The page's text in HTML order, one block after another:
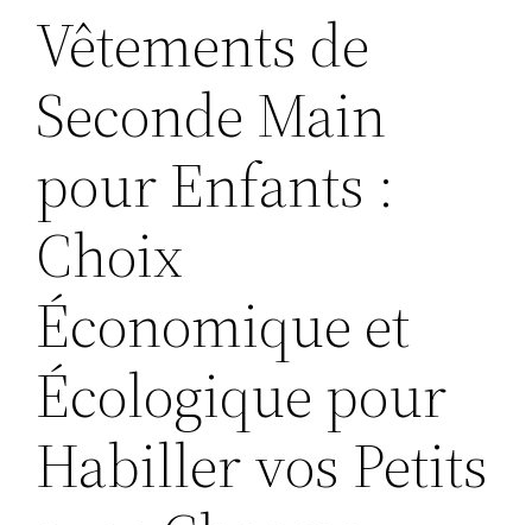
Vêtements de
Seconde Main
pour Enfants :
Choix
Économique et
Écologique pour
Habiller vos Petits